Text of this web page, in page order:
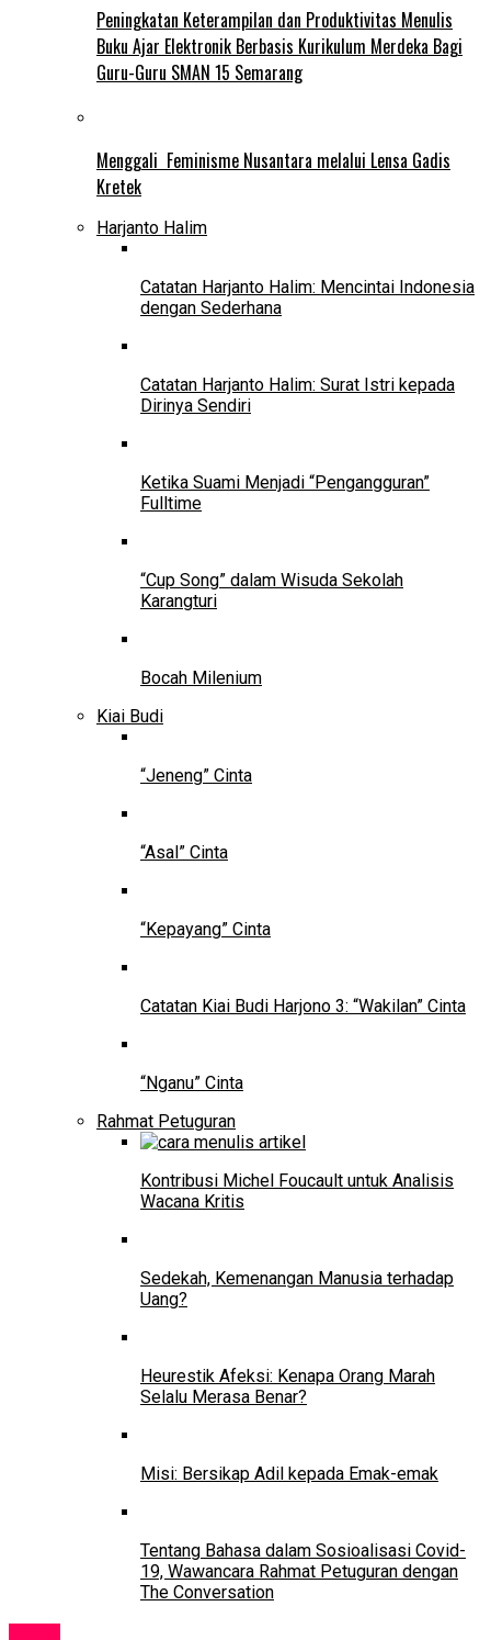
Peningkatan Keterampilan dan Produktivitas Menulis
Buku Ajar Elektronik Berbasis Kurikulum Merdeka Bagi
Guru-Guru SMAN 15 Semarang
Menggali Feminisme Nusantara melalui Lensa Gadis
Kretek
Harjanto Halim
Catatan Harjanto Halim: Mencintai Indonesia
dengan Sederhana
Catatan Harjanto Halim: Surat Istri kepada
Dirinya Sendiri
Ketika Suami Menjadi “Pengangguran”
Fulltime
“Cup Song” dalam Wisuda Sekolah
Karangturi
Bocah Milenium
Kiai Budi
“Jeneng” Cinta
“Asal” Cinta
“Kepayang” Cinta
Catatan Kiai Budi Harjono 3: “Wakilan” Cinta
“Nganu” Cinta
Rahmat Petuguran
Kontribusi Michel Foucault untuk Analisis
Wacana Kritis
Sedekah, Kemenangan Manusia terhadap
Uang?
Heurestik Afeksi: Kenapa Orang Marah
Selalu Merasa Benar?
Misi: Bersikap Adil kepada Emak-emak
Tentang Bahasa dalam Sosioalisasi Covid-
19, Wawancara Rahmat Petuguran dengan
The Conversation